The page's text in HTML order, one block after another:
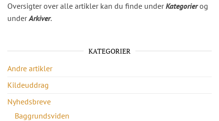
Oversigter over alle artikler kan du finde underKategorierog
underArkiver.
KATEGORIER
Andre artikler
Kildeuddrag
Nyhedsbreve
Baggrundsviden